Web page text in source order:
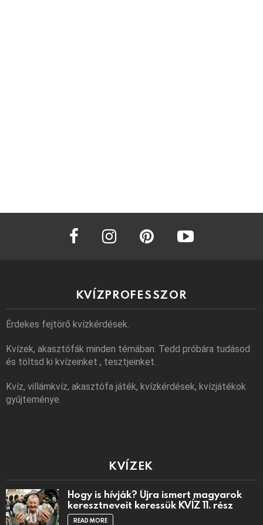
facebook instagram
KVÍZPROFESSZOR
Érdekes fejtörő kvízkérdések.
Kvízek, akasztófák minden témában. Tedd próbára tudásod
és töltsd ki kvízeinket , tesztjeinket.
Kvíz, villámkvíz, akasztófa játék, kvízkérdések, kvízjátékok
gyűjteménye.
KVÍZEK
Hogy is hívják? Újra ismert magyarok
keresztneveit keressük KVÍZ 11. rész
READ MORE